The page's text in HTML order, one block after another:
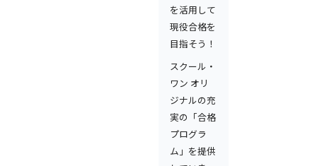
を活用して
現役合格を
目指そう！
スクール・
ワン オリ
ジナルの充
実の「合格
プログラ
ム」を提供